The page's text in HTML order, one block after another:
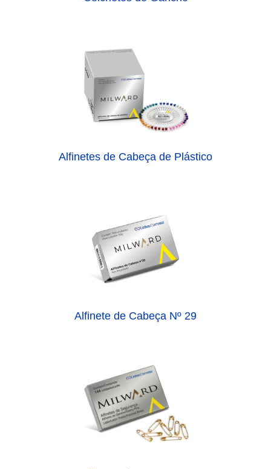
Alfinetes de Cabeça de Plástico
Alfinete de Cabeça Nº 29